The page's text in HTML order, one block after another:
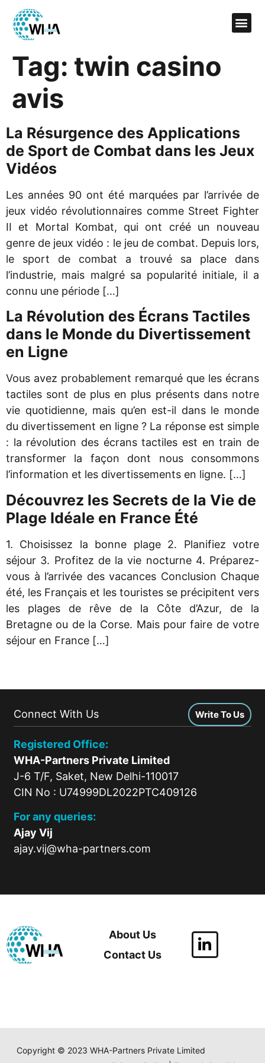
Tag: twin casino
avis
La Résurgence des Applications
de Sport de Combat dans les Jeux
Vidéos
Les années 90 ont été marquées par l’arrivée de
jeux vidéo révolutionnaires comme Street Fighter
II et Mortal Kombat, qui ont créé un nouveau
genre de jeux vidéo : le jeu de combat. Depuis lors,
le sport de combat a trouvé sa place dans
l’industrie, mais malgré sa popularité initiale, il a
connu une période […]
La Révolution des Écrans Tactiles
dans le Monde du Divertissement
en Ligne
Vous avez probablement remarqué que les écrans
tactiles sont de plus en plus présents dans notre
vie quotidienne, mais qu’en est-il dans le monde
du divertissement en ligne ? La réponse est simple
: la révolution des écrans tactiles est en train de
transformer la façon dont nous consommons
l’information et les divertissements en ligne. […]
Découvrez les Secrets de la Vie de
Plage Idéale en France Été
1. Choisissez la bonne plage 2. Planifiez votre
séjour 3. Profitez de la vie nocturne 4. Préparez-
vous à l’arrivée des vacances Conclusion Chaque
été, les Français et les touristes se précipitent vers
les plages de rêve de la Côte d’Azur, de la
Bretagne ou de la Corse. Mais pour faire de votre
séjour en France […]
Connect With Us Write To Us
Registered Office:
WHA-Partners Private Limited
J-6 T/F, Saket, New Delhi-110017
CIN No : U74999DL2022PTC409126
For any queries:
Ajay Vij
ajay.vij@wha-partners.com
About Us
Contact Us
Copyright © 2023 WHA-Partners Private Limited